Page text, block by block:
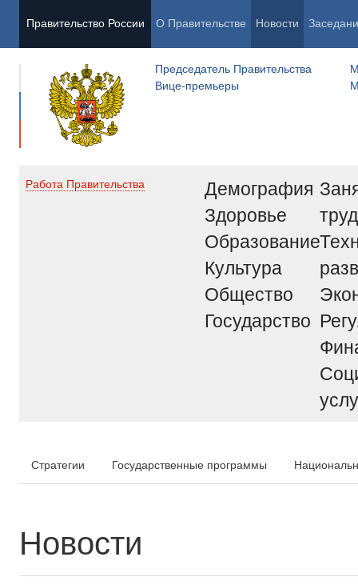
Правительство России О Правительстве Новости
Председатель Правительства
Вице-премьеры
Работа Правительства
Демография
Здоровье
Образование
Культура
Общество
Государство
труд
Стратегии Государственные программы
Новости